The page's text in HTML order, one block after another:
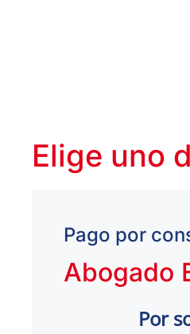
Elige uno
Pago por
Abogado
Por